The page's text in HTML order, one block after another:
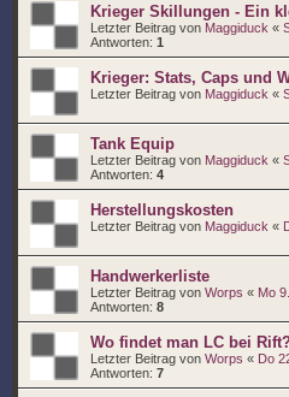
Krieger Skillungen - Ein
Letzter Beitrag von Maggiduck «
Antworten: 1
Krieger: Stats, Caps und
Letzter Beitrag von Maggiduck «
Tank Equip
Letzter Beitrag von Maggiduck «
Antworten: 4
Herstellungskosten
Letzter Beitrag von Maggiduck «
Handwerkerliste
Letzter Beitrag von Worps « Mo
Antworten: 8
Wo findet man LC bei
Letzter Beitrag von Worps « Do
Antworten: 7